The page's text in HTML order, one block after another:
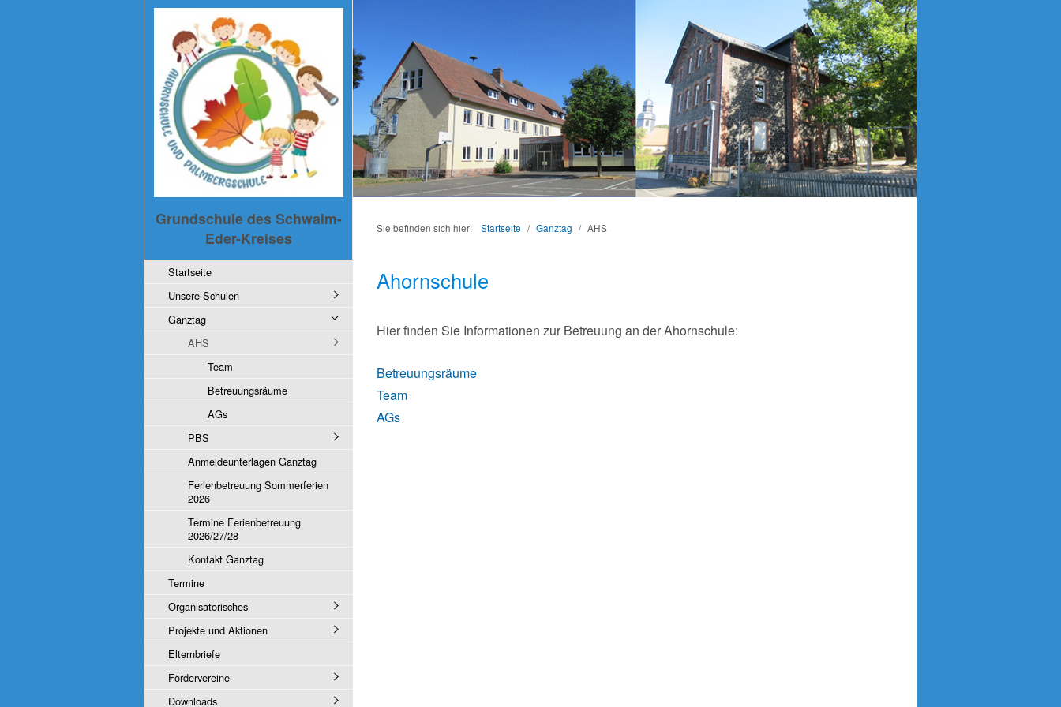
Grundschule des Schwalm-
Eder-Kreises
Startseite
Unsere Schulen
Ganztag
AHS
Team
Betreuungsräume
AGs
PBS
Anmeldeunterlagen Ganztag
Ferienbetreuung Sommerferien
2026
Termine Ferienbetreuung
2026/27/28
Kontakt Ganztag
Termine
Organisatorisches
Projekte und Aktionen
Elternbriefe
Fördervereine
Downloads
Sie befinden sich hier: Startseite / Ganztag / AHS
Ahornschule
Hier finden Sie Informationen zur Betreuung an der Ahornschule:
Betreuungsräume
Team
AGs